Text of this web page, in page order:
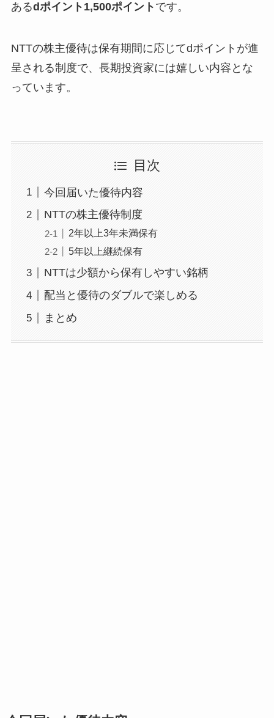
あるdポイント1,500ポイント です。
NTTの株主優待は保有期間に応じてdポイントが進
呈される制度で、長期投資家には嬉しい内容とな
っています。
目次
今回届いた優待内容
NTTの株主優待制度
2年以上3年未満保有
5年以上継続保有
NTTは少額から保有しやすい銘柄
配当と優待のダブルで楽しめる
まとめ